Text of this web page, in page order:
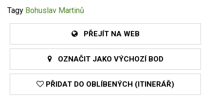
Tagy Bohuslav Martinů
PŘEJÍT NA WEB
OZNAČIT JAKO VÝCHOZÍ BOD
PŘIDAT DO OBLÍBENÝCH (ITINERÁŘ)